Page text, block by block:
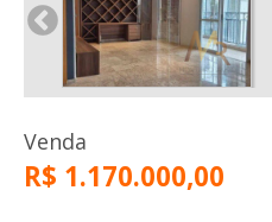
Venda
R$ 1.170.000,00